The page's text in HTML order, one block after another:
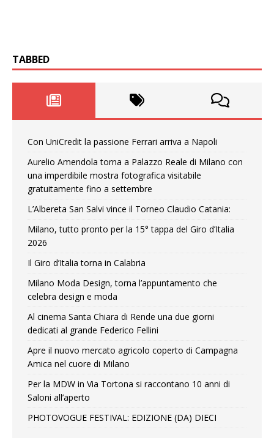
TABBED
Con UniCredit la passione Ferrari arriva a Napoli
Aurelio Amendola torna a Palazzo Reale di Milano con
una imperdibile mostra fotografica visitabile
gratuitamente fino a settembre
L’Albereta San Salvi vince il Torneo Claudio Catania:
Milano, tutto pronto per la 15° tappa del Giro d’Italia
2026
Il Giro d’Italia torna in Calabria
Milano Moda Design, torna l’appuntamento che
celebra design e moda
Al cinema Santa Chiara di Rende una due giorni
dedicati al grande Federico Fellini
Apre il nuovo mercato agricolo coperto di Campagna
Amica nel cuore di Milano
Per la MDW in Via Tortona si raccontano 10 anni di
Saloni all’aperto
PHOTOVOGUE FESTIVAL: EDIZIONE (DA) DIECI